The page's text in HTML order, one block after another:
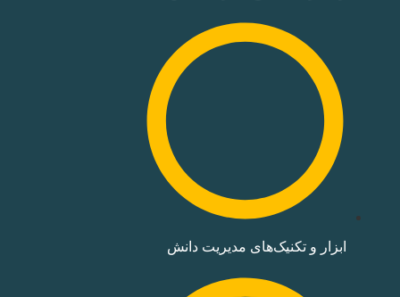
ابزار و تکنیک‌های مدیریت دانش